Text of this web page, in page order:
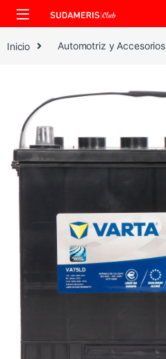
Skip to navigation
Skip to content
Inicio Automotriz y Accesorios